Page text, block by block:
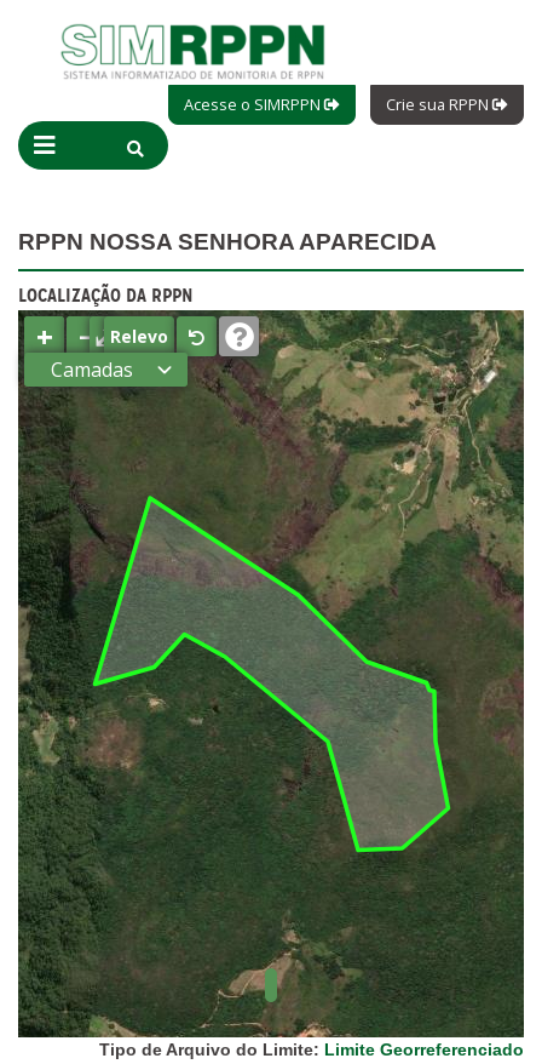
Acesse o SIMRPPN Crie sua RPPN
RPPN NOSSA SENHORA APARECIDA
LOCALIZAÇÃO DA RPPN
+ −⤢Relevo
Camadas
Estados
Municípios
Terras
indígenas
(FUNAI)
UC Federal
UC Estaduais
UC
Municipais
Hidrografia
1:1.000.000
(ANA)
Biomas
(IBGE)
Vegetação
(IBGE)
Rodovias
(IBGE)
Relevo
(IBGE)
Tipo de Arquivo do Limite: Limite Georreferenciado